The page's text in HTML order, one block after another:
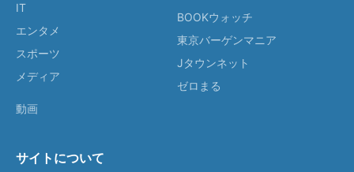
IT
エンタメ
スポーツ
メディア
動画
BOOKウォッチ
東京バーゲンマニア
Jタウンネット
ゼロまる
サイトについて